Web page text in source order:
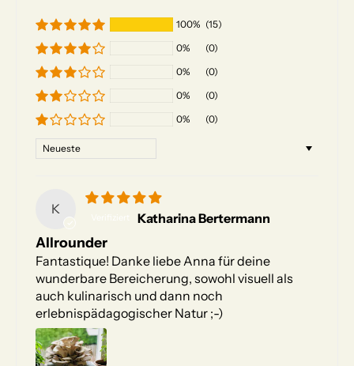
100% (15)
0%
(0)
0%
(0)
0%
(0)
0%
(0)
Sort by
K
Katharina Bertermann
Allrounder
Fantastique! Danke liebe Anna für deine
wunderbare Bereicherung, sowohl visuell als
auch kulinarisch und dann noch
erlebnispädagogischer Natur ;-)